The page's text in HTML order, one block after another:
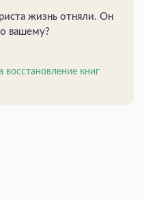
жизнь отняли. Он
вашему?
книг